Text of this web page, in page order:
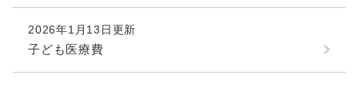
2026年1月13日更新
子ども医療費